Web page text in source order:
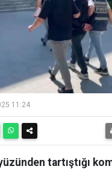
11:24
tartıştığı